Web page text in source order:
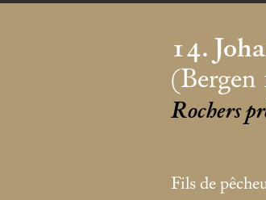
14.
Rochers
Fils de